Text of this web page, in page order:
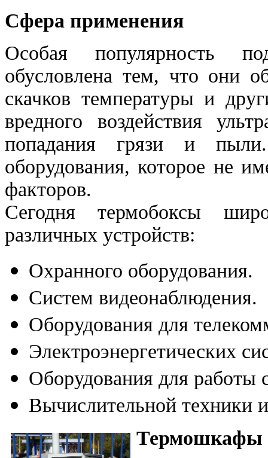
Сфера применения
Особая популярность
обусловлена тем, что они
скачков температуры и
вредного воздействия
попадания грязи и
оборудования, которое не
факторов.
Сегодня термобоксы
различных устройств:
Охранного оборудования.
Систем видеонаблюдения.
Оборудования для
Электроэнергетических
Оборудования для работы
Вычислительной техники
Термошкафы